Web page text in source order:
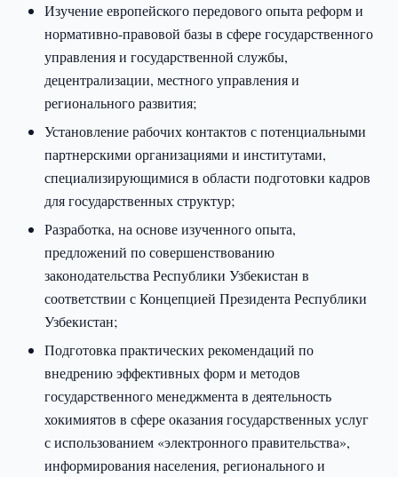
Изучение европейского передового опыта реформ и
нормативно-правовой базы в сфере государственного
управления и государственной службы,
децентрализации, местного управления и
регионального развития;
Установление рабочих контактов с потенциальными
партнерскими организациями и институтами,
специализирующимися в области подготовки кадров
для государственных структур;
Разработка, на основе изученного опыта,
предложений по совершенствованию
законодательства Республики Узбекистан в
соответствии с Концепцией Президента Республики
Узбекистан;
Подготовка практических рекомендаций по
внедрению эффективных форм и методов
государственного менеджмента в деятельность
хокимиятов в сфере оказания государственных услуг
с использованием «электронного правительства»,
информирования населения, регионального и